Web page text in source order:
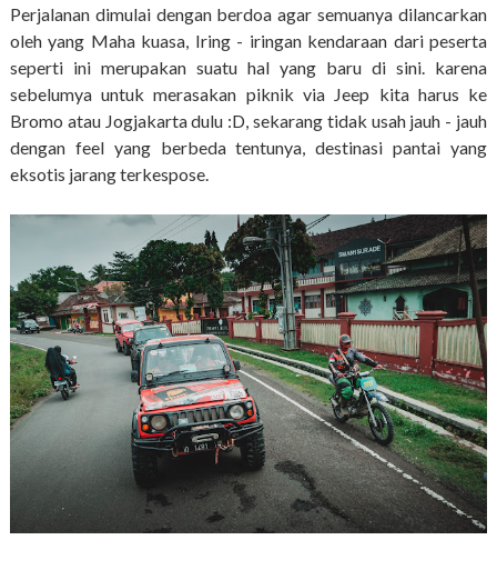
Perjalanan dimulai dengan berdoa agar semuanya dilancarkan
oleh yang Maha kuasa, Iring - iringan kendaraan dari peserta
seperti ini merupakan suatu hal yang baru di sini. karena
sebelumya untuk merasakan piknik via Jeep kita harus ke
Bromo atau Jogjakarta dulu :D, sekarang tidak usah jauh - jauh
dengan feel yang berbeda tentunya, destinasi pantai yang
eksotis jarang terkespose.